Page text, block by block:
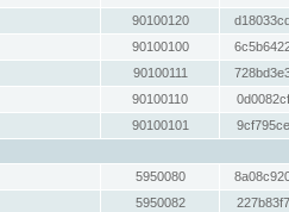
90100120
90100100
90100111
90100110
90100101
5950080
5950082